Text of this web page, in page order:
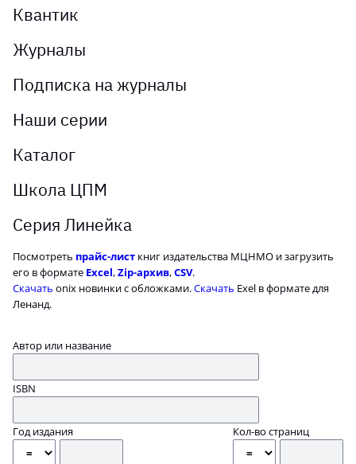
Квантик
Журналы
Подписка на журналы
Наши серии
Каталог
Школа ЦПМ
Серия Линейка
Посмотреть прайс-лист книг издательства МЦНМО и загрузить
его в формате Excel,Zip-архив,CSV.
Скачать onix новинки с обложками.Скачать Exel в формате для
Ленанд.
Автор или название
ISBN
Год издания Кол-во страниц